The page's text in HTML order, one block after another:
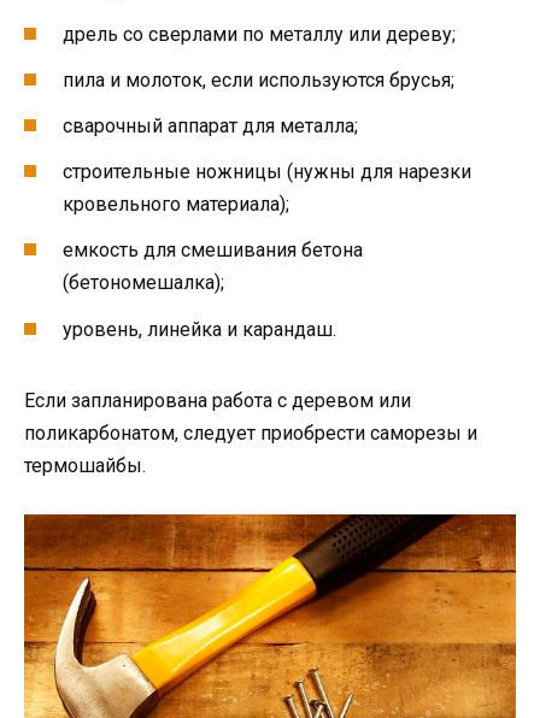
дрель со сверлами по металлу или дереву;
пила и молоток, если используются брусья;
сварочный аппарат для металла;
строительные ножницы (нужны для нарезки
кровельного материала);
емкость для смешивания бетона
(бетономешалка);
уровень, линейка и карандаш.
Если запланирована работа с деревом или
поликарбонатом, следует приобрести саморезы и
термошайбы.